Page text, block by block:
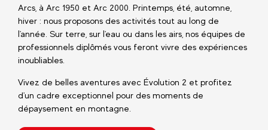
Arcs, à Arc 1950 et Arc 2000. Printemps, été, automne,
hiver : nous proposons des activités tout au long de
l'année. Sur terre, sur l'eau ou dans les airs, nos équipes de
professionnels diplômés vous feront vivre des expériences
inoubliables.
Vivez de belles aventures avec Évolution 2 et profitez
d'un cadre exceptionnel pour des moments de
dépaysement en montagne.